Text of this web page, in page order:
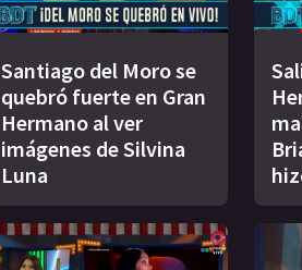
Santiago del Moro se
quebró fuerte en Gran
Hermano al ver
imágenes de Silvina
Luna